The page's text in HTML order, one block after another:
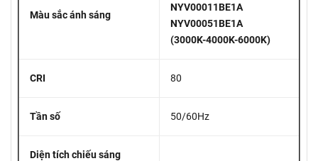
Màu sắc ánh sáng
NYV00011BE1A
NYV00051BE1A
(3000K-4000K-6000K)
CRI 80
Tần số 50/60Hz
Diện tích chiếu sáng